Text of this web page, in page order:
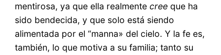
mentirosa, ya que ella realmentecree que ha
sido bendecida, y que solo está siendo
alimentada por el “manna» del cielo. Y la fe es,
también, lo que motiva a su familia; tanto su